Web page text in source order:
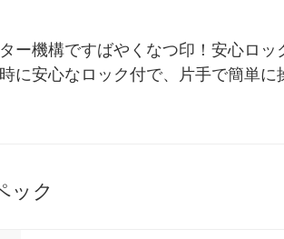
ー機構ですばやくなつ印！安心ロ
に安心なロック付で、片手で簡単
ック